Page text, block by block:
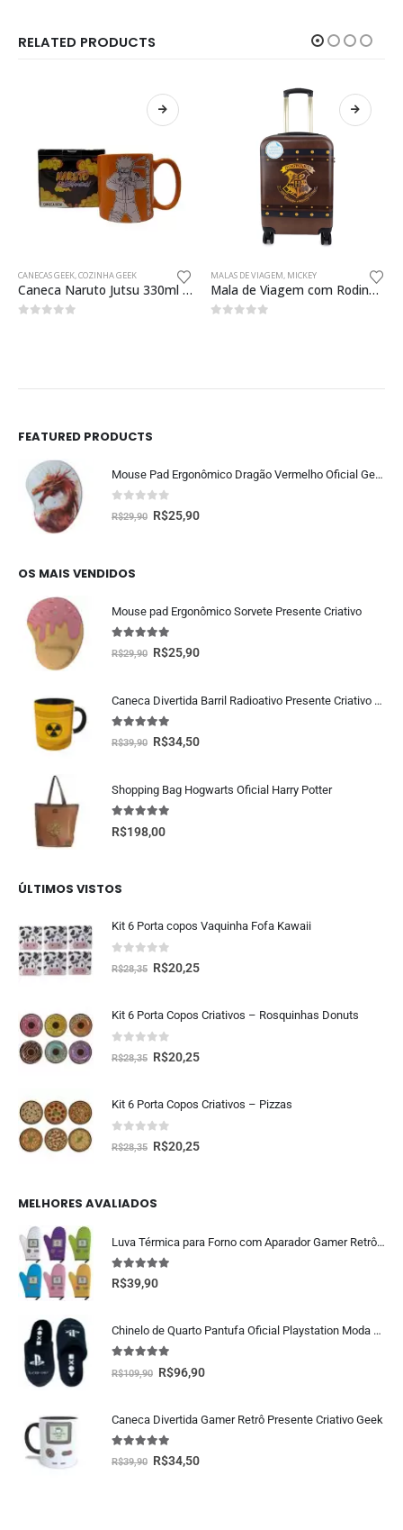
RELATED PRODUCTS
CANECAS GEEK COZINHA GEEK
Caneca Naruto Jutsu 330ml Oficial
MALAS DE VIAGEM MICKEY
Mala de Viagem com Rodinhas Hogwarts Harry Potter
FEATURED PRODUCTS
Mouse Pad Ergonômico Dragão Vermelho Oficial Geek Vip
fora de 5
R$29,90 R$25,90
OS MAIS VENDIDOS
Mouse pad Ergonômico Sorvete Presente Criativo
5.00 fora de 5
R$29,90 R$25,90
Caneca Divertida Barril Radioativo Presente Criativo Geek
5.00 fora de 5
R$39,90 R$34,50
Shopping Bag Hogwarts Oficial Harry Potter
5.00 fora de 5
R$198,00
ÚLTIMOS VISTOS
Kit 6 Porta copos Vaquinha Fofa Kawaii
fora de 5
R$28,35 R$20,25
Kit 6 Porta Copos Criativos – Rosquinhas Donuts
fora de 5
R$28,35 R$20,25
Kit 6 Porta Copos Criativos – Pizzas
fora de 5
R$28,35 R$20,25
MELHORES AVALIADOS
Luva Térmica para Forno com Aparador Gamer Retrô – Cozinha Geek
5.00fora de 5
R$39,90
Chinelo de Quarto Pantufa Oficial Playstation Moda Geek
fora de 5
R$109,90 R$96,90
Caneca Divertida Gamer Retrô Presente Criativo Geek
5.00 fora de 5
R$39,90 R$34,50